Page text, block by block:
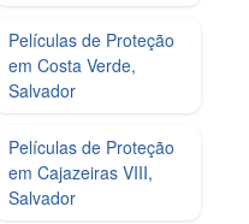
Películas de Proteção
em Costa Verde,
Salvador
Películas de Proteção
em Cajazeiras VIII,
Salvador